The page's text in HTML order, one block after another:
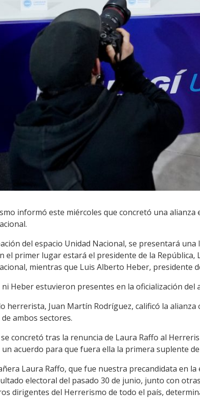
informó este miércoles que concretó una
del espacio Unidad Nacional, se presentará
el primer lugar estará el presidente de la
mientras que Luis Alberto Heber, presidente
Heber estuvieron presentes en la oficialización del
herrerista, Juan Martín Rodríguez, calificó la
ambos sectores.
concretó tras la renuncia de Laura Raffo al
acuerdo para que fuera ella la primera suplente
Laura Raffo, que fue nuestra precandidata en
electoral del pasado 30 de junio, junto con
dirigentes del Herrerismo de todo el país,